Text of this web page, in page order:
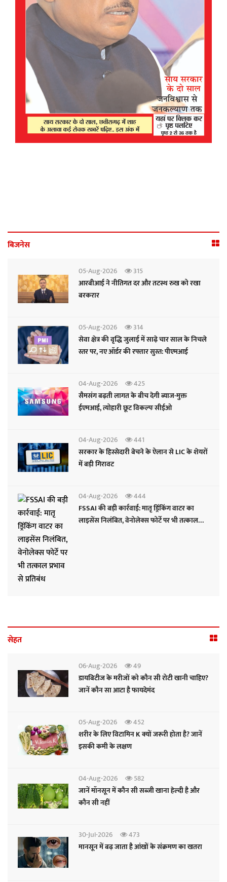
बिजनेस
05-Aug-2026
315
आरबीआई ने नीतिगत दर और तटस्थ रुख को रखा
बरकरार
05-Aug-2026
314
सेवा क्षेत्र की वृद्धि जुलाई में साढ़े चार साल के निचले
स्तर पर, नए ऑर्डर की रफ्तार सुस्त: पीएमआई
04-Aug-2026
425
सैमसंग बढ़ती लागत के बीच देगी ब्याज-मुक्त
ईएमआई, त्योहारी छूट विकल्पः सीईओ
04-Aug-2026
441
सरकार के हिस्सेदारी बेचने के ऐलान से LIC के शेयरों
में बड़ी गिरावट
04-Aug-2026
444
FSSAI की बड़ी कार्रवाई: मातृ ड्रिंकिंग वाटर का
लाइसेंस निलंबित, वेनोलेक्स फोर्टे पर भी तत्काल
सेहत
06-Aug-2026
49
डायबिटीज के मरीजों को कौन सी रोटी खानी चाहिए?
जानें कौन सा आटा है फायदेमंद
05-Aug-2026
452
शरीर के लिए विटामिन K क्यों जरूरी होता है? जानें
इसकी कमी के लक्षण
04-Aug-2026
582
जानें मॉनसून में कौन सी सब्जी खाना हेल्दी है और
कौन सी नहीं
30-Jul-2026
473
मानसून में बढ़ जाता है आंखों के संक्रमण का खतरा